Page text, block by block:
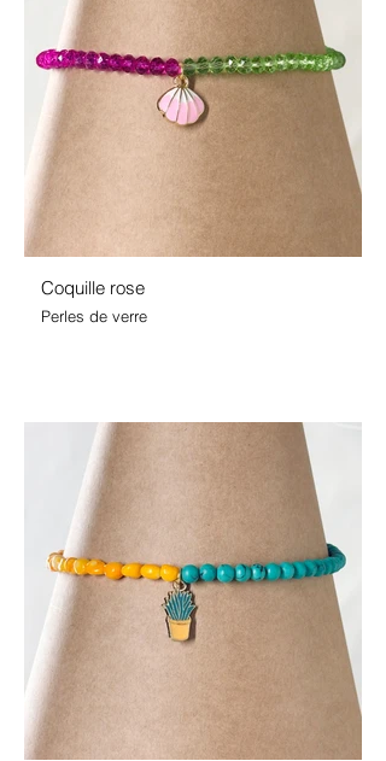
Coquille rose
Perles de verre